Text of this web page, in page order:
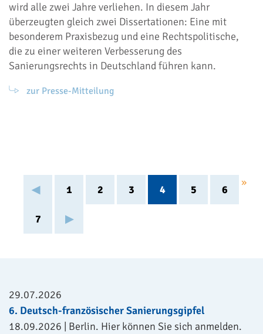
wird alle zwei Jahre verliehen. In diesem Jahr
überzeugten gleich zwei Dissertationen: Eine mit
besonderem Praxisbezug und eine Rechtspolitische,
die zu einer weiteren Verbesserung des
Sanierungsrechts in Deutschland führen kann.
zur Presse-Mitteilung
1 2 3 4 5 6
7
»
29.07.2026
6. Deutsch-französischer Sanierungsgipfel
18.09.2026 | Berlin. Hier können Sie sich anmelden.